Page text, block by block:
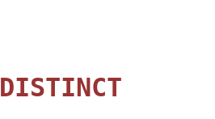
DISTINCT